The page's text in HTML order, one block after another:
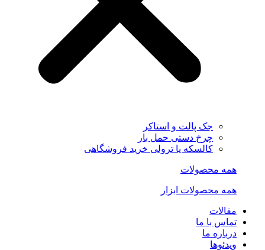
جک پالت و استاکر
چرخ دستی حمل بار
کالسکه یا ترولی خرید فروشگاهی
همه محصولات
همه محصولات ابزار
مقالات
تماس با ما
درباره ما
ویدئوها